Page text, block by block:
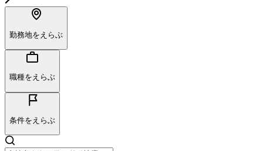
勤務地をえらぶ
職種をえらぶ
条件をえらぶ